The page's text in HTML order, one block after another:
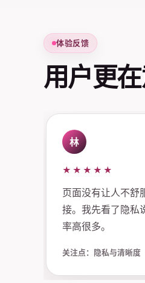
体验反馈
用户更
林
★★★★★
页面没有让人不舒
接。我先看了隐私
率高很多。
关注点：隐私与清晰度